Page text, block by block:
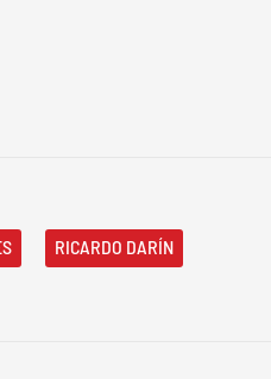
RICARDO DARÍN